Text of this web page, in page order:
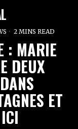
2 MINS READ
: MARIE
DEUX
ET